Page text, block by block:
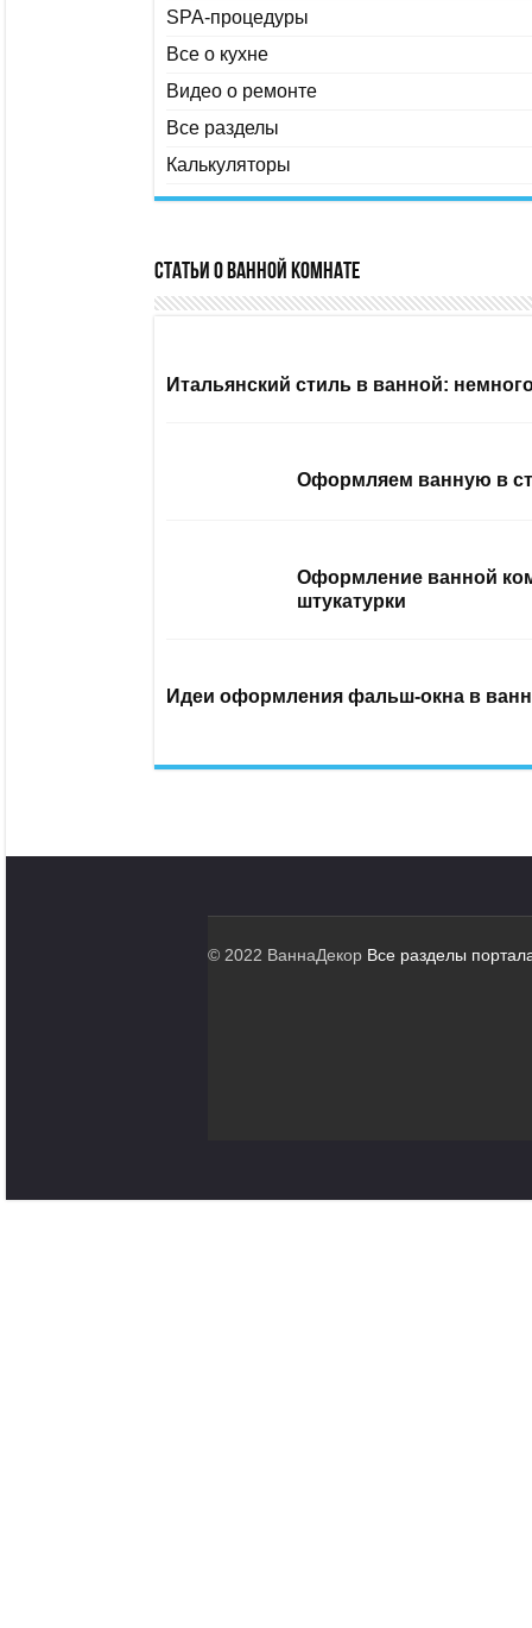
SPA-процедуры
Все о кухне
Видео о ремонте
Все разделы
Калькуляторы
Статьи о ванной комнате
Итальянский стиль в ванной:
Оформляем ванную в
Оформление ванной
штукатурки
Идеи оформления фальш-окна в
© 2022 ВаннаДекор Все разделы